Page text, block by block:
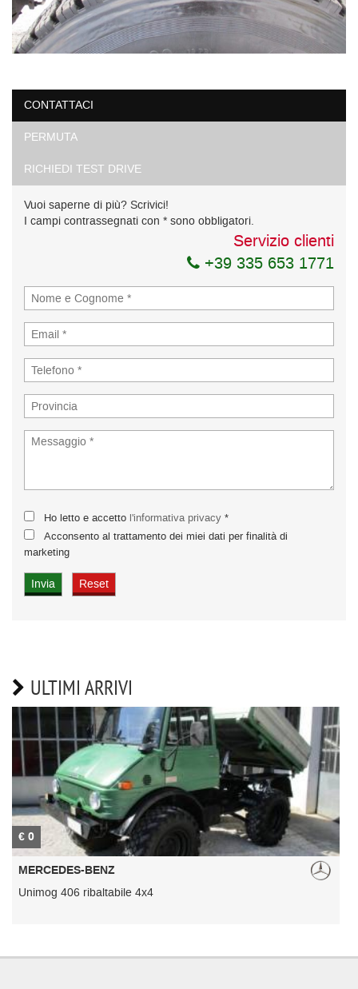
CONTATTACI
PERMUTA
RICHIEDI TEST DRIVE
Vuoi saperne di più? Scrivici!
I campi contrassegnati con * sono obbligatori.
Servizio clienti
+39 335 653 1771
Ho letto e accetto l'informativa privacy *
Acconsento al trattamento dei miei dati per finalità di
marketing
ULTIMI ARRIVI
€ 0
MERCEDES-BENZ
Unimog 406 ribaltabile 4x4